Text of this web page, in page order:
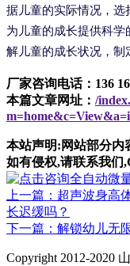
据儿童的实际情况，
为儿童的成长提供科
解儿童的成长状况，制
厂家咨询电话：136
本篇文章网址： /
本站声明:网站部分内
如有侵权,请联系我们
上一篇：超声波身高
长迟缓吗？
下一篇：解锁幼儿无
Copyright 2012-2020